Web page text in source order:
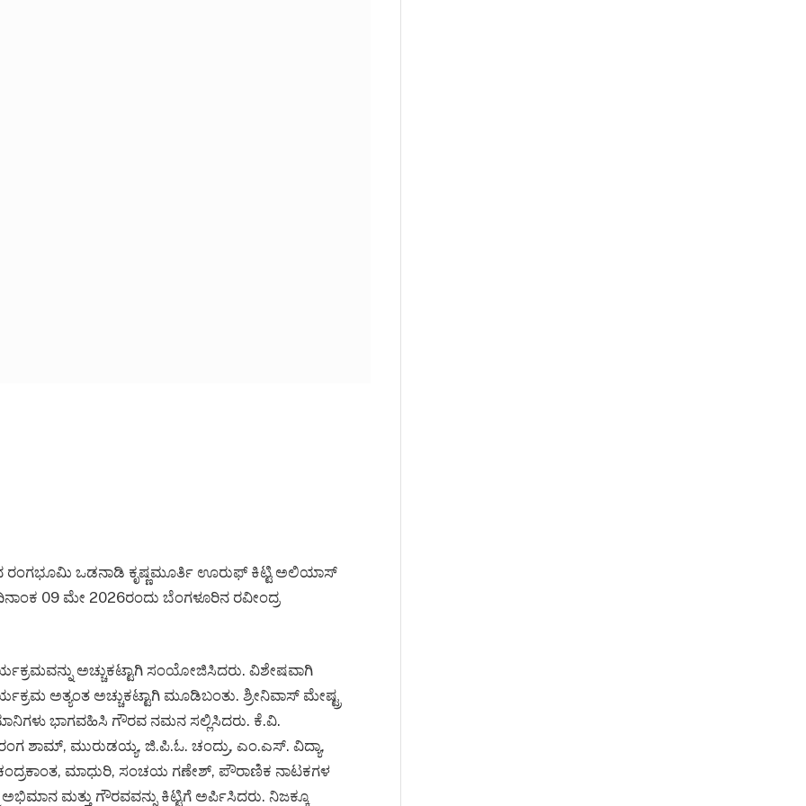
ಒಡನಾಡಿ ಕೃಷ್ಣಮೂರ್ತಿ ಊರುಫ್ ಕಿಟ್ಟಿ ಅಲಿಯಾಸ್
09 ಮೇ 2026ರಂದು ಬೆಂಗಳೂರಿನ ರವೀಂದ್ರ
ಅಚ್ಚುಕಟ್ಟಾಗಿ ಸಂಯೋಜಿಸಿದರು. ವಿಶೇಷವಾಗಿ
ಅತ್ಯಂತ ಅಚ್ಚುಕಟ್ಟಾಗಿ ಮೂಡಿಬಂತು. ಶ್ರೀನಿವಾಸ್ ಮೇಷ್ಟ್ರ
ಭಾಗವಹಿಸಿ ಗೌರವ ನಮನ ಸಲ್ಲಿಸಿದರು. ಕೆ.ವಿ.
ಶಾಮ್, ಮುರುಡಯ್ಯ, ಜಿ.ಪಿ.ಓ. ಚಂದ್ರು, ಎಂ.ಎಸ್. ವಿದ್ಯಾ,
ಮಾಧುರಿ, ಸಂಚಯ ಗಣೇಶ್, ಪೌರಾಣಿಕ ನಾಟಕಗಳ
ಮತ್ತು ಗೌರವವನ್ನು ಕಿಟ್ಟಿಗೆ ಅರ್ಪಿಸಿದರು. ನಿಜಕ್ಕೂ